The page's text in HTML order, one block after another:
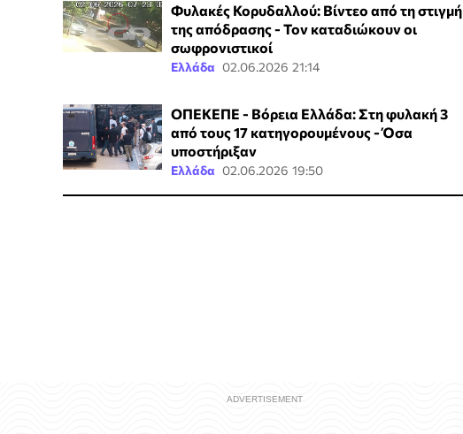
Φυλακές Κορυδαλλού: Βίντεο από τη στιγμή
της απόδρασης - Τον καταδιώκουν οι
σωφρονιστικοί
Ελλάδα 02.06.2026 21:14
ΟΠΕΚΕΠΕ - Βόρεια Ελλάδα: Στη φυλακή 3
από τους 17 κατηγορουμένους - Όσα
υποστήριξαν
Ελλάδα 02.06.2026 19:50